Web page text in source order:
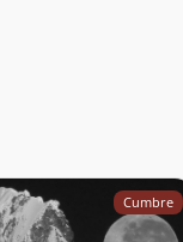
Cumbre